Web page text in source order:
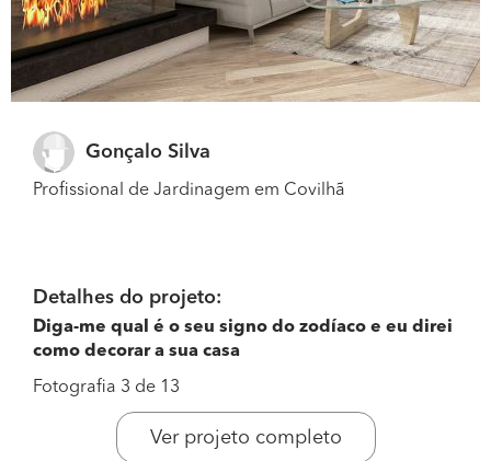
Gonçalo Silva
Profissional de Jardinagem em Covilhã
Detalhes do projeto:
Diga-me qual é o seu signo do zodíaco e eu direi
como decorar a sua casa
Fotografia 3 de 13
Ver projeto completo